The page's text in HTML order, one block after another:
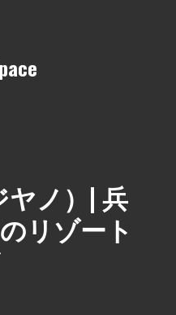
ヤノ）| 兵
リゾート